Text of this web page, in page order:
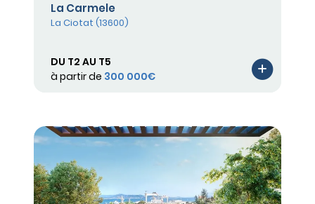
La Carmele
La Ciotat (13600)
DU T2 AU T5
à partir de 300 000€